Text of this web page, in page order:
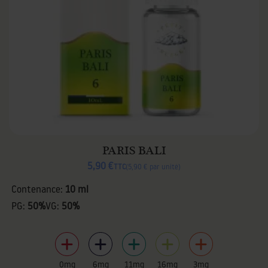
PARIS BALI
5,90 € TTC 5,90 € par unité
Contenance: 10 ml
PG: 50%VG: 50%
0mg 6mg 11mg 16mg 3mg